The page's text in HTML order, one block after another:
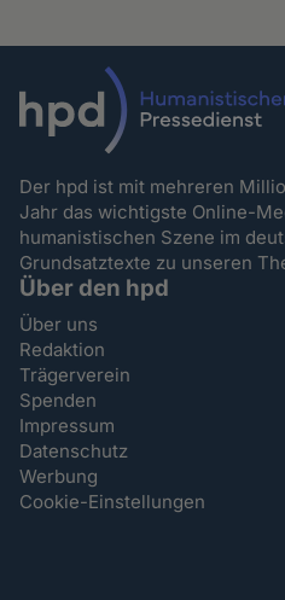
Der hpd ist mit mehreren
Jahr das wichtigste Online-
humanistischen Szene im
Grundsatztexte zu unseren
Über den hpd
Über uns
Redaktion
Trägerverein
Spenden
Impressum
Datenschutz
Werbung
Cookie-Einstellungen